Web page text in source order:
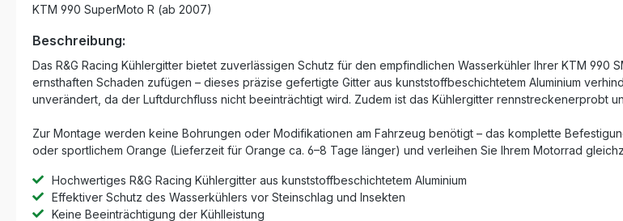
KTM 990 SuperMoto R (ab 2007)
Beschreibung:
Das R&G Racing Kühlergitter bietet zuverlässigen Schutz für den empfindlichen Wasserkühler Ihrer KTM 990
ernsthaften Schaden zufügen – dieses präzise gefertigte Gitter aus kunststoffbeschichtetem Aluminium
unverändert, da der Luftdurchfluss nicht beeinträchtigt wird. Zudem ist das Kühlergitter rennstreckenerprobt
Zur Montage werden keine Bohrungen oder Modifikationen am Fahrzeug benötigt – das komplette
oder sportlichem Orange (Lieferzeit für Orange ca. 6–8 Tage länger) und verleihen Sie Ihrem Motorrad
Hochwertiges R&G Racing Kühlergitter aus kunststoffbeschichtetem Aluminium
Effektiver Schutz des Wasserkühlers vor Steinschlag und Insekten
Keine Beeinträchtigung der Kühlleistung